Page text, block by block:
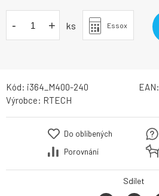
- + ks Essox
Kód: i364_M400-240 EAN:
Výrobce: RTECH
Do oblíbených
Porovnání
Sdílet